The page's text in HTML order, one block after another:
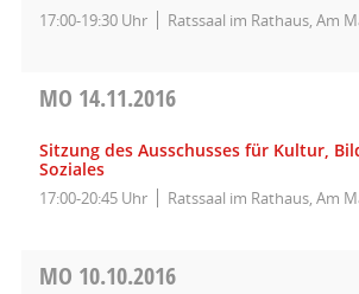
17:00-19:30 Uhr Ratssaal im Rathaus, Am
MO 14.11.2016
Sitzung des Ausschusses für Kultur,
Soziales
17:00-20:45 Uhr Ratssaal im Rathaus, Am
MO 10.10.2016